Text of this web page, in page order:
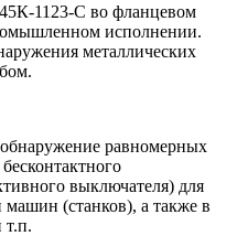
1123-С во фланцевом
исполнении.
металлических
равномерных
выключателя) для
(станков), а также в
т.п.